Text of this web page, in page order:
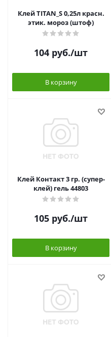
Клей TITAN_S 0,25л красн.
этик. мороз (штоф)
104 руб./шт
В корзину
Клей Контакт 3 гр. (супер-
клей) гель 44803
105 руб./шт
В корзину